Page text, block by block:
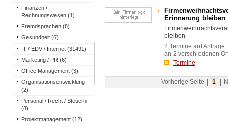
Finanzen /
Rechnungswesen (1)
Fremdsprachen (8)
Gesundheit (6)
IT / EDV / Internet (31491)
Marketing / PR (6)
Office Management (3)
Organisationsentwicklung
(2)
Personal / Recht / Steuern
(8)
Projektmanagement (12)
Erinnerung bleiben
bleiben
2 Termine auf Anfrage
an 2 verschiedenen
Termine
Vorherige Seite 1